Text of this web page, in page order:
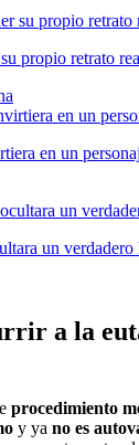
propio retrato
en un
un verdadero
a la
procedimiento
y ya no es